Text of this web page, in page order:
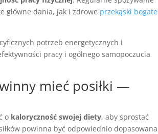
główne dania, jak i zdrowe przekąski bogate
potrzeb energetycznych i
pracy i ogólnego samopoczucia
mieć posiłki —
o kaloryczność swojej diety, aby sprostać
powinna być odpowiednio dopasowana